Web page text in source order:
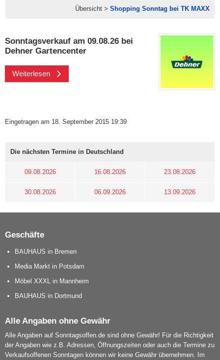
Übersicht > Shopping Sonntag bei TK MAXX
Sonntagsverkauf am 09.08.26 bei
Dehner Gartencenter
Weiterlesen
Eingetragen am 18. September 2015 19:39
Die nächsten Termine in Deutschland
09.08.2026 16.08.2026 23.08.2026
30.08.2026 06.09.2026 13.09.2026
Geschäfte
BAUHAUS in Bremen
Media Markt in Potsdam
Möbel XXXL in Mannheim
BAUHAUS in Dortmund
Alle Angaben ohne Gewähr
Alle Angaben auf Sonntagsoffen.de sind ohne Gewähr! Für die Richtigkeit
der Angaben wie z.B. Adressen, Öffnungszeiten oder auch die Termine zu
Verkaufsoffenen Sonntagen können wir keine Gewähr übernehmen. Im